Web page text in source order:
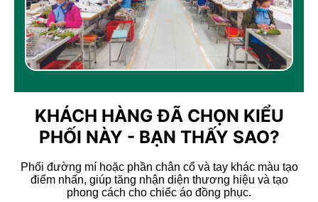
CHÍNH SÁCH VẬN CHUYỂN
Hàng được đóng thùng + Bọc màng co chắc chắn.
KHÁCH HÀNG ĐÃ CHỌN KIỂU
PHỐI NÀY - BẠN THẤY SAO?
Phối đường mí hoặc phần chân cổ và tay khác màu tạo
điểm nhấn, giúp tăng nhận diện thương hiệu và tạo
phong cách cho chiếc áo đồng phục.